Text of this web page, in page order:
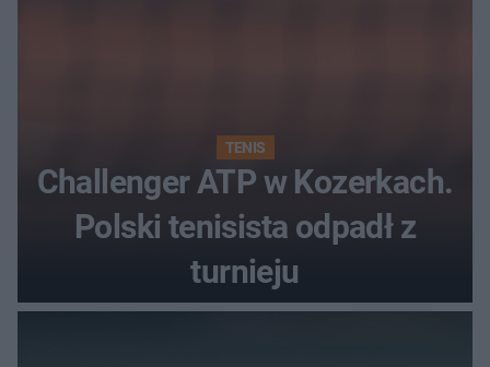
TENIS
Challenger ATP w Kozerkach.
Polski tenisista odpadł z
turnieju